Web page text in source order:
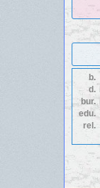
b.
d.
bur.
edu.
rel.